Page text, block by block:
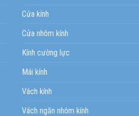
Cửa kính
Cửa nhôm kính
Kính cường lực
Mái kính
Vách kính
Vách ngăn nhôm kính